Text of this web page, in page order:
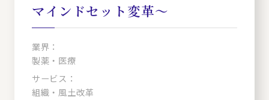
マインドセット変革～
業界：
製薬・医療
サービス：
組織・風土改革